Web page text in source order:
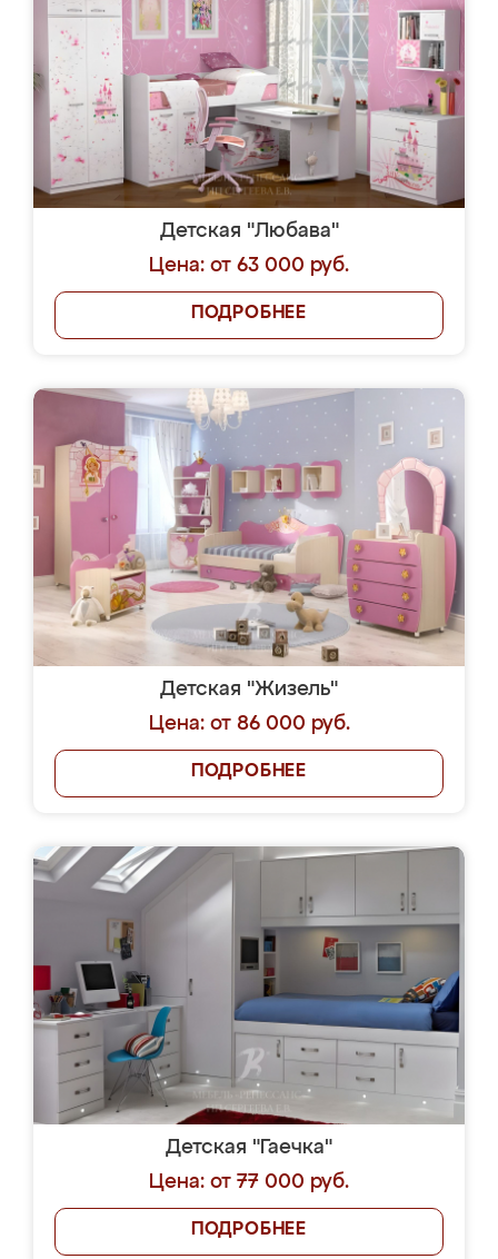
Детская "Любава"
Цена: от 63 000 руб.
ПОДРОБНЕЕ
Детская "Жизель"
Цена: от 86 000 руб.
ПОДРОБНЕЕ
Детская "Гаечка"
Цена: от 77 000 руб.
ПОДРОБНЕЕ